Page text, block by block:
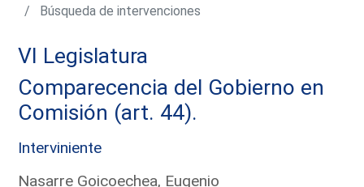
Búsqueda de intervenciones
VI Legislatura
Comparecencia del Gobierno en
Comisión (art. 44).
Interviniente
Nasarre Goicoechea, Eugenio